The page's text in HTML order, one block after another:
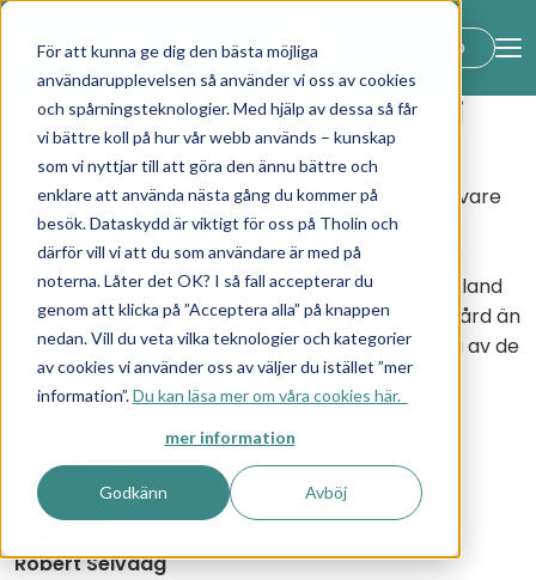
För att kunna ge dig den bästa möjliga
användarupplevelsen så använder vi oss av cookies
och spårningsteknologier. Med hjälp av dessa så får
vi bättre koll på hur vår webb används – kunskap
som vi nyttjar till att göra den ännu bättre och
enklare att använda nästa gång du kommer på
besök. Dataskydd är viktigt för oss på Tholin och
därför vill vi att du som användare är med på
noterna. Låter det OK? I så fall accepterar du
genom att klicka på ”Acceptera alla” på knappen
nedan. Vill du veta vilka teknologier och kategorier
av cookies vi använder oss av väljer du istället ”mer
information”.Du kan läsa mer om våra cookies här.
mer information
Godkänn Avböj
lock_open Boka demo
Vanliga frågor om förmån av fri
sjukvårdsförsäkring
Förmån av fri hälso- och sjukvård som arbetsgivare
betalar är skattepliktig, oavsett om vården är
offentligt finansierad eller inte. Vad gäller då för
sjukvårdsförsäkringar, alltså försäkringar som bland
annat ger snabbare och mer lättillgänglig sjukvård än
den offentliga vården? Här får du svar på några av de
vanligaste frågorna vi får om just
sjukvårdsförsäkringar.
Robert Selvaag